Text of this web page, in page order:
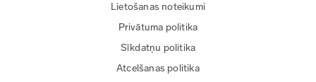
Lietošanas noteikumi
Privātuma politika
Sīkdatņu politika
Atcelšanas politika